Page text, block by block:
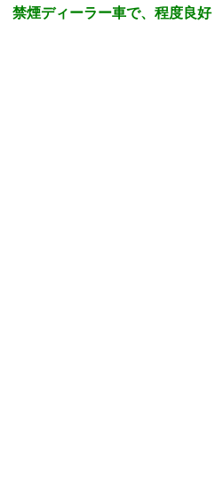
禁煙ディーラー車で、程度良好